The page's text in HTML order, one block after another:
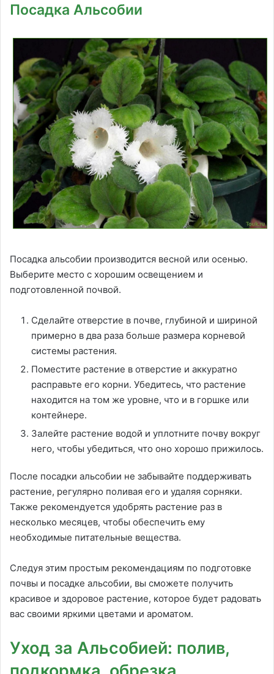
Посадка Альсобии
Посадка альсобии производится весной или осенью.
Выберите место с хорошим освещением и
подготовленной почвой.
Сделайте отверстие в почве, глубиной и шириной
примерно в два раза больше размера корневой
системы растения.
Поместите растение в отверстие и аккуратно
расправьте его корни. Убедитесь, что растение
находится на том же уровне, что и в горшке или
контейнере.
Залейте растение водой и уплотните почву вокруг
него, чтобы убедиться, что оно хорошо прижилось.
После посадки альсобии не забывайте поддерживать
растение, регулярно поливая его и удаляя сорняки.
Также рекомендуется удобрять растение раз в
несколько месяцев, чтобы обеспечить ему
необходимые питательные вещества.
Следуя этим простым рекомендациям по подготовке
почвы и посадке альсобии, вы сможете получить
красивое и здоровое растение, которое будет радовать
вас своими яркими цветами и ароматом.
Уход за Альсобией: полив,